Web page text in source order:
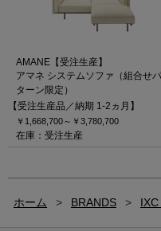
AMANE【受注生産】
アマネ システムソファ（組合せパ
ターン限定）
【受注生産品／納期 1-2ヵ月】
￥1,668,700～ ￥3,780,700
在庫：受注生産
ホーム > BRANDS >